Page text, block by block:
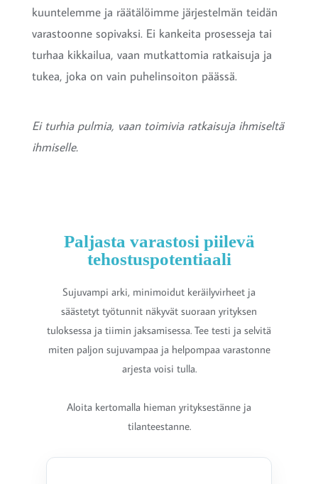
kuuntelemme ja räätälöimme järjestelmän teidän
varastoonne sopivaksi. Ei kankeita prosesseja tai
turhaa kikkailua, vaan mutkattomia ratkaisuja ja
tukea, joka on vain puhelinsoiton päässä.
Ei turhia pulmia, vaan toimivia ratkaisuja ihmiseltä
ihmiselle.
Paljasta varastosi piilevä
tehostuspotentiaali
Sujuvampi arki, minimoidut keräilyvirheet ja
säästetyt työtunnit näkyvät suoraan yrityksen
tuloksessa ja tiimin jaksamisessa. Tee testi ja selvitä
miten paljon sujuvampaa ja helpompaa varastonne
arjesta voisi tulla.
Aloita kertomalla hieman yrityksestänne ja
tilanteestanne.